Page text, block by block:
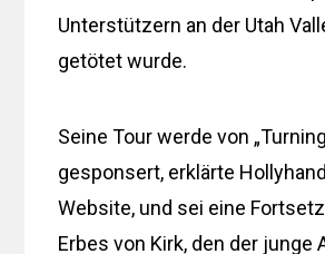
Unterstützern an der Utah
getötet wurde.
Seine Tour werde von
gesponsert, erklärte
Website, und sei eine
Erbes von Kirk, den der junge